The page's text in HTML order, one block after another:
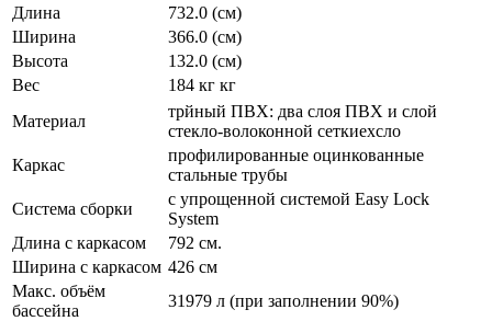
Длина
732.0 (см)
Ширина
366.0 (см)
Высота
132.0 (см)
Вес
184 кг кг
Материал
трйный ПВХ: два слоя ПВХ и слой
стекло-волоконной сеткиехсло
Каркас
профилированные оцинкованные
стальные трубы
Система сборки
с упрощенной системой Easy Lock
System
Длина с каркасом
792 см.
Ширина с каркасом 426 см
Макс. объём
бассейна
31979 л (при заполнении 90%)